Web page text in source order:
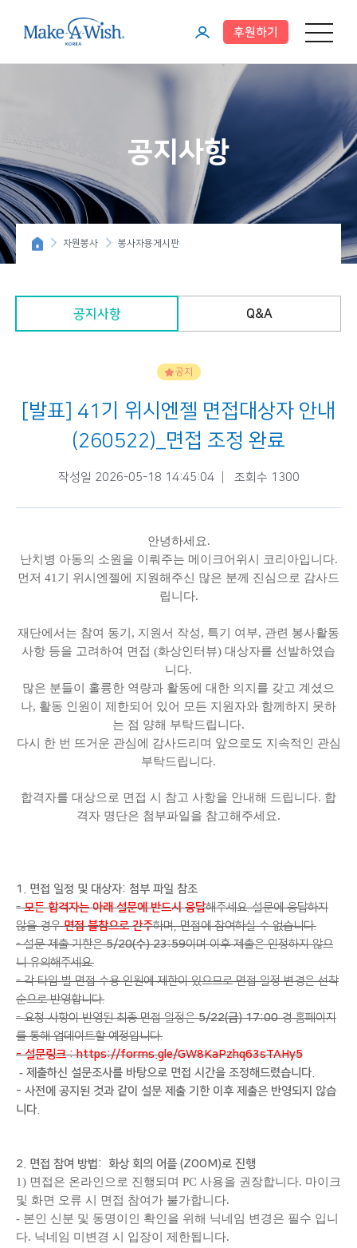
메뉴 열기
이
이
지
후원하기
공지사항
자원봉사 봉사자용게시판
공지사항 Q&A
공지
[발표] 41기 위시엔젤 면접대상자 안내
(260522)_면접 조정 완료
작성일 2026-05-18 14:45:04 조회수 1300
안녕하세요.
난치병 아동의 소원을 이뤄주는 메이크어위시 코리아입니다.
먼저 41기 위시엔젤에 지원해주신 많은 분께 진심으로 감사드
립니다.
재단에서는 참여 동기, 지원서 작성, 특기 여부, 관련 봉사활동
사항 등을 고려하여 면접 (화상인터뷰) 대상자를 선발하였습
니다.
많은 분들이 훌륭한 역량과 활동에 대한 의지를 갖고 계셨으
나, 활동 인원이 제한되어 있어 모든 지원자와 함께하지 못하
는 점 양해 부탁드립니다.
다시 한 번 뜨거운 관심에 감사드리며 앞으로도 지속적인 관심
부탁드립니다.
합격자를 대상으로 면접 시 참고 사항을 안내해 드립니다. 합
격자 명단은 첨부파일을 참고해주세요.
1. 면접 일정 및 대상자: 첨부 파일 참조
-모든 합격자는 아래 설문에 반드시 응답해주세요. 설문에 응답하지
않을 경우면접 불참으로 간주하며, 면접에 참여하실 수 없습니다.
- 설문 제출 기한은5/20(수) 23:59이며 이후 제출은 인정하지 않으
니 유의해주세요.
- 각 타임 별 면접 수용 인원에 제한이 있으므로 면접 일정 변경은 선착
순으로 반영합니다.
- 요청 사항이 반영된 최종 면접 일정은5/22(금) 17:00경 홈페이지
를 통해 업데이트할 예정입니다.
- 설문링크 :https://forms.gle/GW8KaPzhq63sTAHy5
- 제출하신 설문조사를 바탕으로 면접 시간을 조정해드렸습니다.
- 사전에 공지된 것과 같이 설문 제출 기한 이후 제출은 반영되지 않습
니다.
2. 면접 참여 방법: 화상 회의 어플 (ZOOM)로 진행
1) 면접은 온라인으로 진행되며 PC 사용을 권장합니다. 마이크
및 화면 오류 시 면접 참여가 불가합니다.
- 본인 신분 및 동명이인 확인을 위해 닉네임 변경은 필수 입니
다. 닉네임 미변경 시 입장이 제한됩니다.